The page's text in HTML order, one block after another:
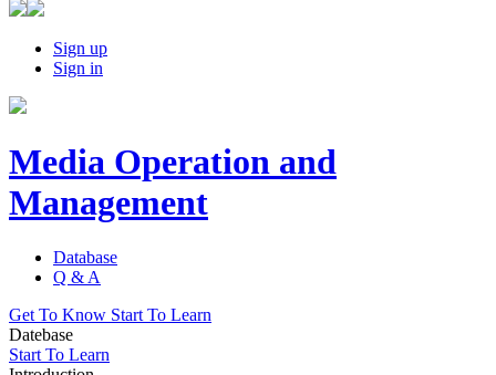
Sign up
Sign in
Media Operation and
Management
Database
Q & A
Get To Know Start To Learn
Datebase
Start To Learn